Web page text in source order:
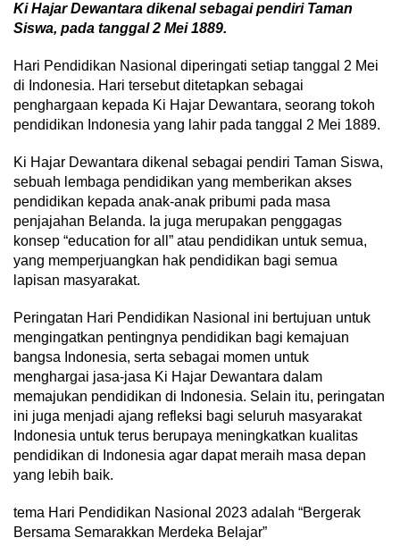
Ki Hajar Dewantara dikenal sebagai pendiri Taman
Siswa, pada tanggal 2 Mei 1889.
Hari Pendidikan Nasional diperingati setiap tanggal 2 Mei
di Indonesia. Hari tersebut ditetapkan sebagai
penghargaan kepada Ki Hajar Dewantara, seorang tokoh
pendidikan Indonesia yang lahir pada tanggal 2 Mei 1889.
Ki Hajar Dewantara dikenal sebagai pendiri Taman Siswa,
sebuah lembaga pendidikan yang memberikan akses
pendidikan kepada anak-anak pribumi pada masa
penjajahan Belanda. Ia juga merupakan penggagas
konsep “education for all” atau pendidikan untuk semua,
yang memperjuangkan hak pendidikan bagi semua
lapisan masyarakat.
Peringatan Hari Pendidikan Nasional ini bertujuan untuk
mengingatkan pentingnya pendidikan bagi kemajuan
bangsa Indonesia, serta sebagai momen untuk
menghargai jasa-jasa Ki Hajar Dewantara dalam
memajukan pendidikan di Indonesia. Selain itu, peringatan
ini juga menjadi ajang refleksi bagi seluruh masyarakat
Indonesia untuk terus berupaya meningkatkan kualitas
pendidikan di Indonesia agar dapat meraih masa depan
yang lebih baik.
tema Hari Pendidikan Nasional 2023 adalah “Bergerak
Bersama Semarakkan Merdeka Belajar”